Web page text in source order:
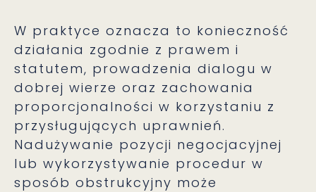
W praktyce oznacza to konieczność
działania zgodnie z prawem i
statutem, prowadzenia dialogu w
dobrej wierze oraz zachowania
proporcjonalności w korzystaniu z
przysługujących uprawnień.
Nadużywanie pozycji negocjacyjnej
lub wykorzystywanie procedur w
sposób obstrukcyjny może